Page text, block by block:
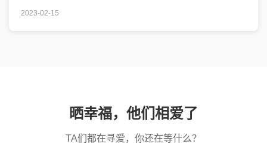
2023-02-15
晒幸福，他们相爱了
TA们都在寻爱，你还在等什么？